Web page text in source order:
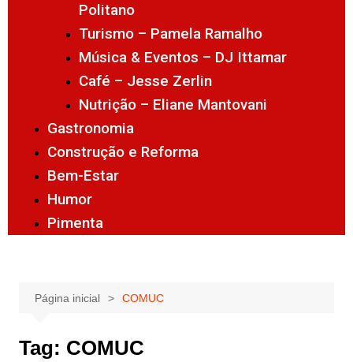
Politano
Turismo – Pamela Ramalho
Música & Eventos – DJ Ittamar
Café – Jesse Zerlin
Nutrição – Eliane Mantovani
Gastronomia
Construção e Reforma
Bem-Estar
Humor
Pimenta
Página inicial COMUC
Tag: COMUC